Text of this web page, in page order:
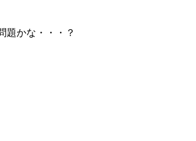
題かな・・・？